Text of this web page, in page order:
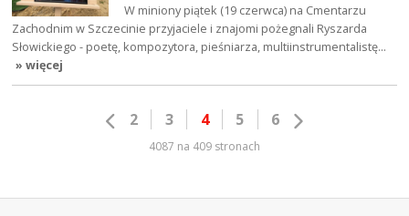
W miniony piątek (19 czerwca) na Cmentarzu
Zachodnim w Szczecinie przyjaciele i znajomi pożegnali Ryszarda
Słowickiego - poetę, kompozytora, pieśniarza, multiinstrumentalistę…
» więcej
2 3 4 5 6
4087 na 409 stronach